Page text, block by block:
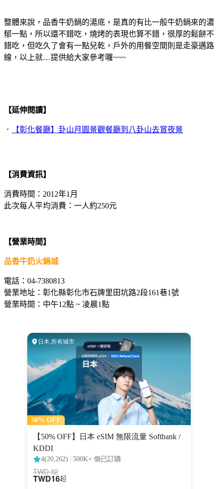
整體來說，品香牛奶鍋的湯底，是真的有比一般牛奶鍋來的濃
郁一點，所以還不錯吃，燒烤的表現也算不錯，很厚的鬆餅不
錯吃，但吃久了會有一點兒乾，戶外的用餐空間則是走豪邁路
線，以上就…提供給大家參考囉~~~
【延伸閱讀】
． 【彰化餐廳】卦山月圓景觀餐廳到八卦山去賞夜景
【消費資訊】
消費時間：2012年1月
此次每人平均消費：一人約250元
【營業時間】
品香牛奶火鍋城
電話：04-7380813
營業地址：彰化縣彰化市石牌里田坑路2段161巷1號
營業時間：中午12點 ~ 凌晨1點